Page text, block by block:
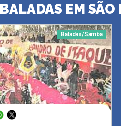
BALADAS EM SÃO
Baladas/Samba